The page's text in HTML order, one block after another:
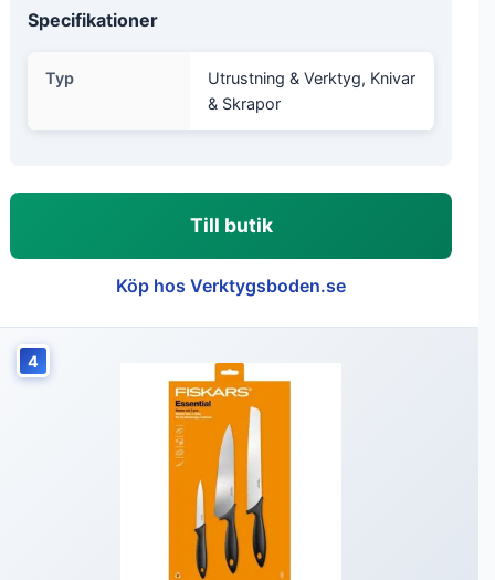
Specifikationer
Typ
Utrustning & Verktyg, Knivar
& Skrapor
Till butik
Köp hos Verktygsboden.se
4